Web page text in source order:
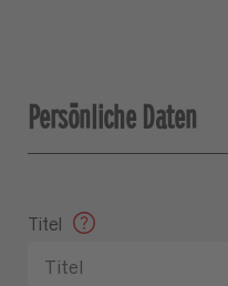
Persönliche Daten
Titel